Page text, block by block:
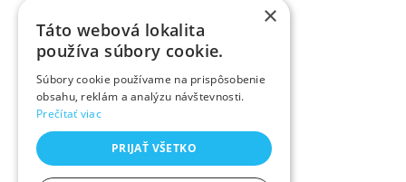
Môj účet
Môj účet
História objednávok
Obľúbené produkty
Novinky
×
Táto webová lokalita
používa súbory cookie.
Súbory cookie používame na prispôsobenie
obsahu, reklám a analýzu návštevnosti.
Prečítať viac
PRIJAŤ VŠETKO